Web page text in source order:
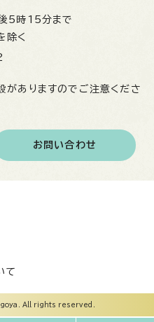
5時15分まで
除く
がありますのでご注意くださ
お問い合わせ
て
All rights reserved.